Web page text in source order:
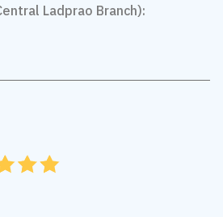
Ladprao Branch):
4.5
4.0
3.5
3.0
2.5